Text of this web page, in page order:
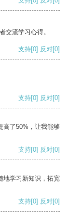
交流学习心得。
支持[0] 反对[0]
支持[0] 反对[0]
高了50%，让我能够
支持[0] 反对[0]
地学习新知识，拓宽
支持[0] 反对[0]